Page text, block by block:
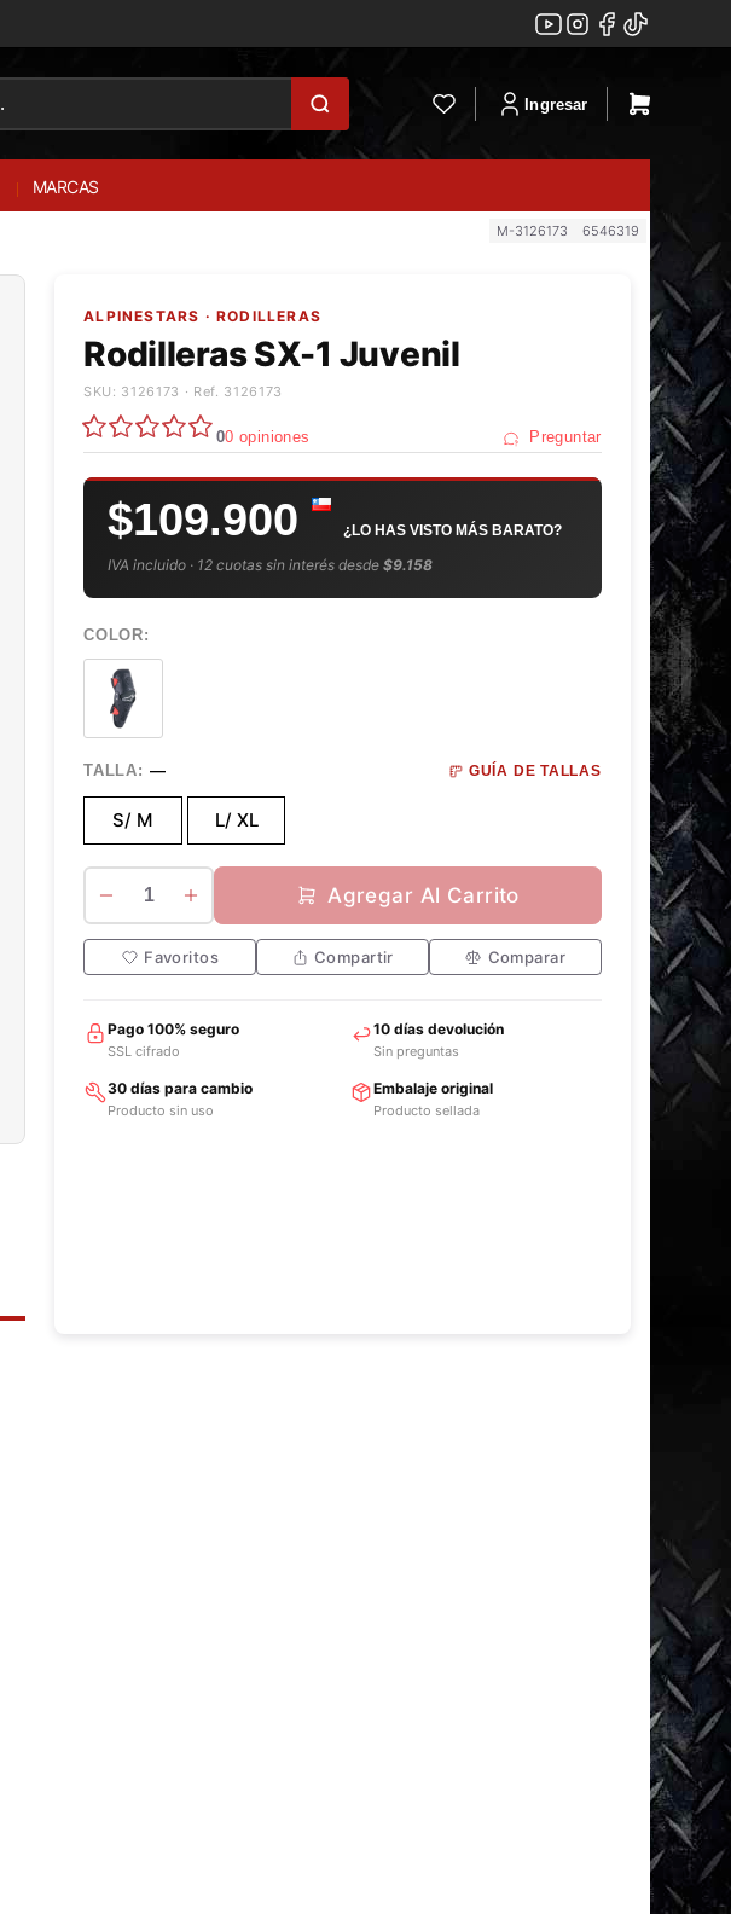
Ingresar
MARCAS
M-3126173 6546319
ALPINESTARS · RODILLERAS
Rodilleras SX-1 Juvenil
SKU: 3126173 · Ref. 3126173
00 opiniones Preguntar
$109.900 ¿LO HAS VISTO MÁS BARATO?
IVA incluido · 12 cuotas sin interés desde$9.158
COLOR:
e
l
e
d
TALLA: — GUÍA DE TALLAS
S/ M L/ XL
1 Agregar Al Carrito
Favoritos Compartir Comparar
Pago 100% seguro
SSL cifrado
10 días devolución
Sin preguntas
30 días para cambio
Producto sin uso
Embalaje original
Producto sellada